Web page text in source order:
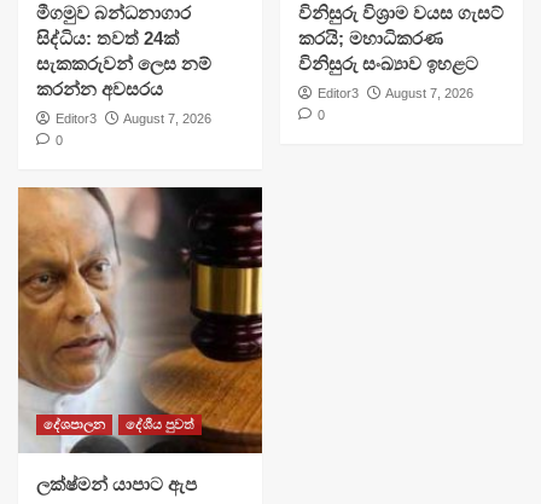
මීගමුව බන්ධනාගාර
සිද්ධිය: තවත් 24ක්
සැකකරුවන් ලෙස නම්
කරන්න අවසරය
Editor3
August 7, 2026
0
විනිසුරු විශ්‍රාම වයස ගැසට්
කරයි; මහාධිකරණ
විනිසුරු සංඛ්‍යාව ඉහළට
Editor3
August 7, 2026
0
දේශපාලන දේශීය පුවත්
ලක්ෂ්මන් යාපාට ඇප